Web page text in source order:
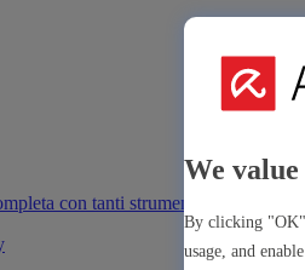
con tanti strumenti e app
We
By clicking "OK"
usage, and